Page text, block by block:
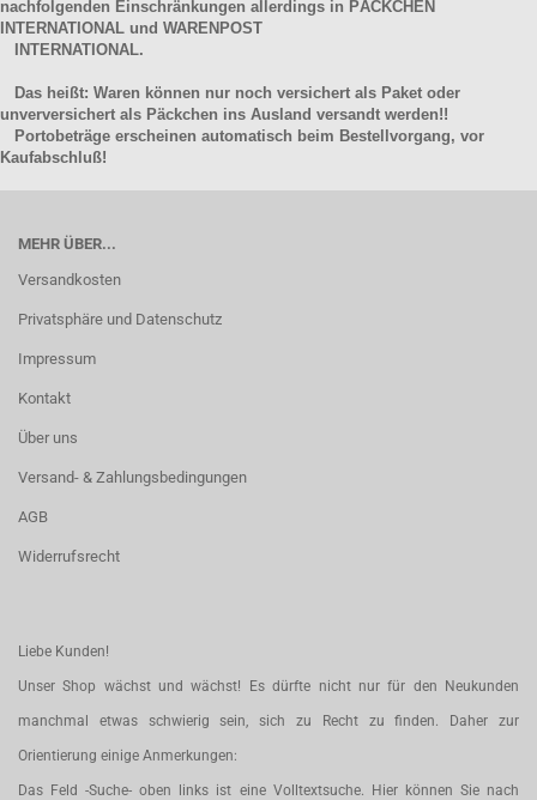
nachfolgenden Einschränkungen allerdings in PÄCKCHEN
INTERNATIONAL und WARENPOST
INTERNATIONAL.
Das heißt: Waren können nur noch versichert als Paket oder
unverversichert als Päckchen ins Ausland versandt werden!!
Portobeträge erscheinen automatisch beim Bestellvorgang, vor
Kaufabschluß!
MEHR ÜBER...
Versandkosten
Privatsphäre und Datenschutz
Impressum
Kontakt
Über uns
Versand- & Zahlungsbedingungen
AGB
Widerrufsrecht
Liebe Kunden!
Unser Shop wächst und wächst! Es dürfte nicht nur für den Neukunden
manchmal etwas schwierig sein, sich zu Recht zu finden. Daher zur
Orientierung einige Anmerkungen:
Das Feld -Suche- oben links ist eine Volltextsuche. Hier können Sie nach